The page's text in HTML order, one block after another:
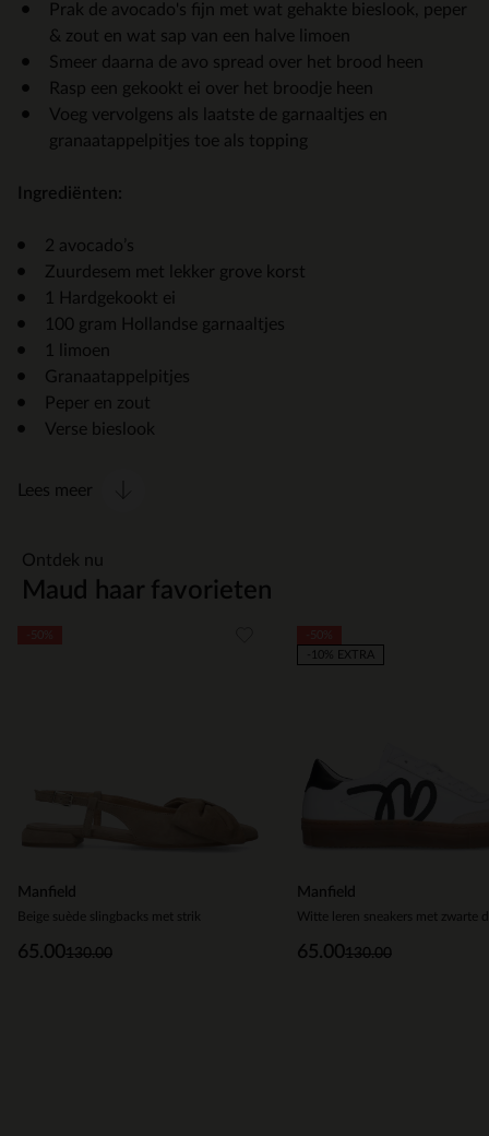
Prak de avocado's fijn met wat gehakte bieslook, peper
& zout en wat sap van een halve limoen
Smeer daarna de avo spread over het brood heen
Rasp een gekookt ei over het broodje heen
Voeg vervolgens als laatste de garnaaltjes en
granaatappelpitjes toe als topping
Ingrediënten:
2 avocado’s
Zuurdesem met lekker grove korst
1 Hardgekookt ei
100 gram Hollandse garnaaltjes
1 limoen
Granaatappelpitjes
Peper en zout
Verse bieslook
Lees meer
Maud haar favorieten
Ontdek nu
Manfield
Beige suède slingbacks met strik
130.00
65.00
Manfield
Witte leren sneakers met zwarte
130.00
65.00
-10% EXTRA